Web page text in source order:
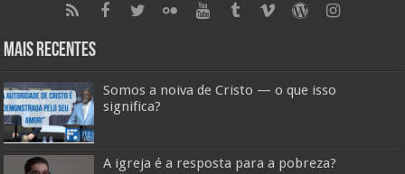
Mais Recentes
Somos a noiva de Cristo — o que isso
significa?
A igreja é a resposta para a pobreza?